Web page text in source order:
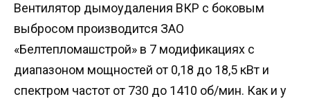
Вентилятор дымоудаления ВКР с боковым
выбросом производится ЗАО
«Белтепломашстрой» в 7 модификациях с
диапазоном мощностей от 0,18 до 18,5 кВт и
спектром частот от 730 до 1410 об/мин. Как и у